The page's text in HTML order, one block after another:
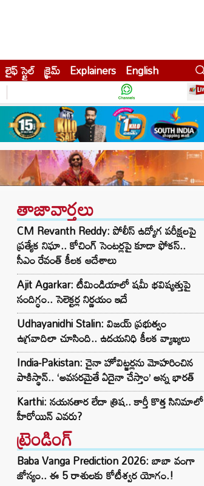
లైఫ్ స్టైల్ క్రైమ్ Explainers English
తాజావార్తలు
CM Revanth Reddy: పోలీస్ ఉద్యోగ పరీక్షలపై
ప్రత్యేక నిఘా.. కోచింగ్ సెంటర్లపై కూడా ఫోకస్..
సీఎం రేవంత్ కీలక ఆదేశాలు
Ajit Agarkar: టీమిండియాలో షమీ భవిష్యత్తుపై
సందిగ్ధం.. సెలెక్టర్ల నిర్ణయం ఇదే
Udhayanidhi Stalin: విజయ్ ప్రభుత్వం
ఉగ్రవాదిలా చూసింది.. ఉదయనిధి కీలక వ్యాఖ్యలు
India-Pakistan: చైనా హోవిట్జర్లను మోహరించిన
పాకిస్థాన్.. ‘అవసరమైతే ఏదైనా చేస్తాం’ అన్న భారత్
Karthi: నయనతార లేదా త్రిష.. కార్తీ కొత్త సినిమాలో
హీరోయిన్ ఎవరు?
ట్రెండింగ్‌
Baba Vanga Prediction 2026: బాబా వంగా
జోస్యం.. ఈ 5 రాశులకు కోటీశ్వర యోగం.!